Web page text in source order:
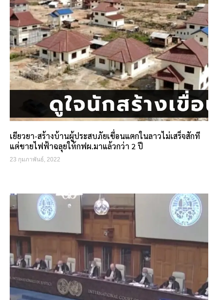
เยียวยา-สร้างบ้านผู้ประสบภัยเขื่อนแตกในลาวไม่เสร็จสักที
แต่ขายไฟฟ้าฉลุยให้กฟผ.มาแล้วกว่า 2 ปี
23 กุมภาพันธ์, 2022